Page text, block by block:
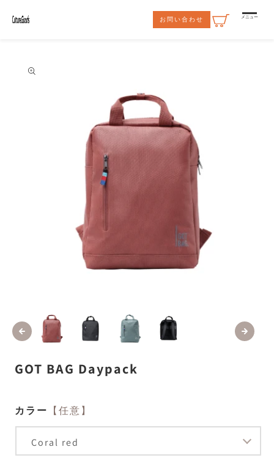
ンツに
進む
お問い合わせ メニュー
報にス
キップ
ダ
ル
メ
デ
(1)
を
開
GOT BAG Daypack
カラー 【任意】